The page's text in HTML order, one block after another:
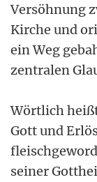
Versöhnung
Kirche und
ein Weg
zentralen
Wörtlich
Gott und
seiner